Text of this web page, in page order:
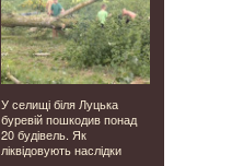
У селищі біля Луцька
буревій пошкодив понад
20 будівель. Як
ліквідовують наслідки